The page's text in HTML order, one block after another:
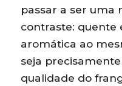
passar a ser uma
contraste: quente
aromática ao
seja
qualidade do